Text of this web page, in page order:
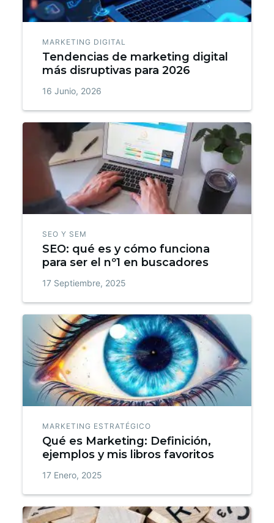
MARKETING DIGITAL
Tendencias de marketing digital
más disruptivas para 2026
16 Junio, 2026
SEO Y SEM
SEO: qué es y cómo funciona
para ser el nº1 en buscadores
17 Septiembre, 2025
MARKETING ESTRATÉGICO
Qué es Marketing: Definición,
ejemplos y mis libros favoritos
17 Enero, 2025